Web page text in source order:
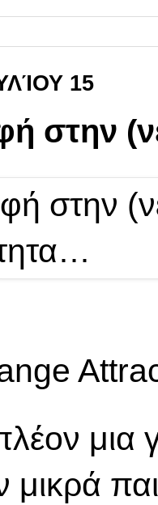
15
στην
μια
μικρά